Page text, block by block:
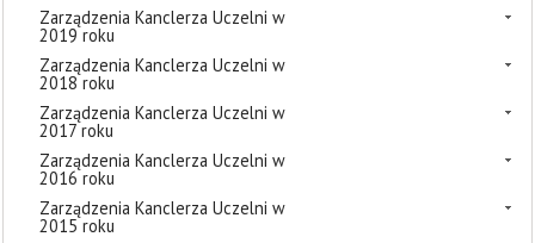
Zarządzenia Kanclerza Uczelni w
2019 roku
Zarządzenia Kanclerza Uczelni w
2018 roku
Zarządzenia Kanclerza Uczelni w
2017 roku
Zarządzenia Kanclerza Uczelni w
2016 roku
Zarządzenia Kanclerza Uczelni w
2015 roku